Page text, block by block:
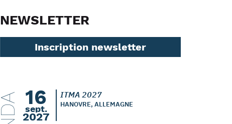
NEWSLETTER
Inscription newsletter
16
sept.
2027
ITMA 2027
HANOVRE, ALLEMAGNE